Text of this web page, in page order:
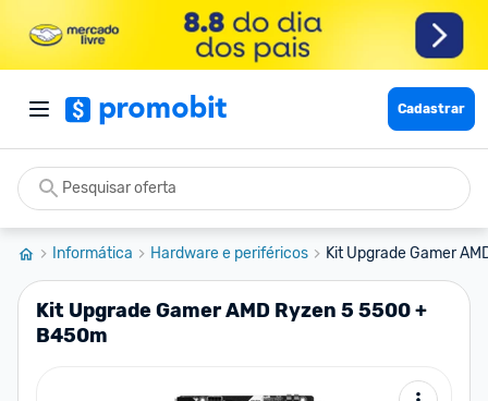
Cadastrar
Informática Hardware e periféricos Kit Upgrade Gamer
Kit Upgrade Gamer AMD Ryzen 5 5500 +
B450m